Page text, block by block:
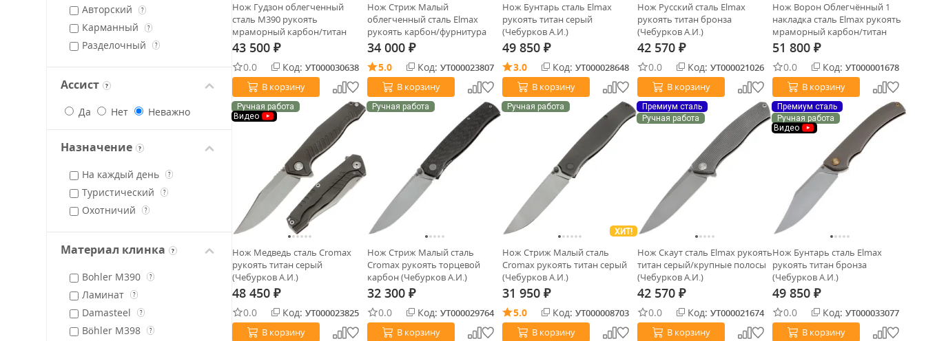
Авторский ?
Карманный ?
Разделочный ?
Ассист ?
Да Нет Неважно
Назначение ?
На каждый день ?
Туристический ?
Охотничий ?
Материал клинка ?
Bohler M390 ?
Ламинат ?
Damasteel ?
Böhler M398 ?
Нож Гудзон облегченный
сталь M390 рукоять
мраморный карбон/титан
(Чебурков А.И.)
43 500 ₽
0.0 Код: УТ000030638
В корзину
Нож Стриж Малый
облегченный сталь Elmax
рукоять карбон/фурнитура
титан бронза (Чебурков А.И.)
34 000 ₽
5.0 Код: УТ000023807
В корзину
Нож Бунтарь сталь Elmax
рукоять титан серый
(Чебурков А.И.)
49 850 ₽
3.0 Код: УТ000028648
В корзину
Нож Русский сталь Elmax
рукоять титан бронза
(Чебурков А.И.)
42 570 ₽
0.0 Код: УТ000021026
В корзину
Нож Ворон Облегчённый 1
накладка сталь Elmax рукоять
мраморный карбон/титан
бронза (Чебурков А.И.)
51 800 ₽
0.0 Код: УТ000001678
В корзину
Ручная работа
Видео
Нож Медведь сталь Cromax
рукоять титан серый
(Чебурков А.И.)
48 450 ₽
0.0 Код: УТ000023825
В корзину
Ручная работа
Нож Стриж Малый сталь
Cromax рукоять торцевой
карбон (Чебурков А.И.)
32 300 ₽
0.0 Код: УТ000029764
В корзину
Ручная работа
ХИТ!
Нож Стриж Малый сталь
Cromax рукоять титан серый
(Чебурков А.И.)
31 950 ₽
5.0 Код: УТ000008703
В корзину
Премиум сталь
Ручная работа
Нож Скаут сталь Elmax рукоять
титан серый/крупные полосы
(Чебурков А.И.)
42 570 ₽
0.0 Код: УТ000021674
В корзину
Премиум сталь
Ручная работа
Видео
Нож Бунтарь сталь Elmax
рукоять титан бронза
(Чебурков А.И.)
49 850 ₽
0.0 Код: УТ000033077
В корзину